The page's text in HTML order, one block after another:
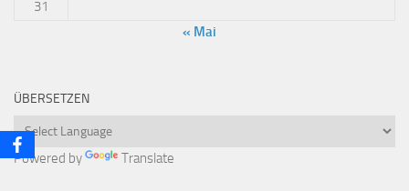
31
« Mai
ÜBERSETZEN
Powered by Translate